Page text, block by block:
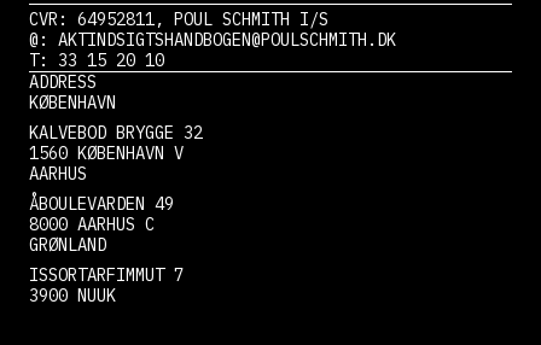
CVR: 64952811, POUL SCHMITH I/S
@: AKTINDSIGTSHANDBOGEN@POULSCHMITH.DK
T: 33 15 20 10
ADDRESS
KØBENHAVN
KALVEBOD BRYGGE 32
1560 KØBENHAVN V
AARHUS
ÅBOULEVARDEN 49
8000 AARHUS C
GRØNLAND
ISSORTARFIMMUT 7
3900 NUUK